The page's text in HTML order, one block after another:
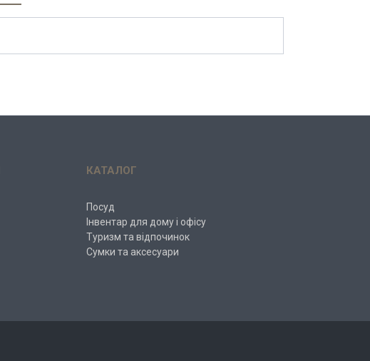
КАТАЛОГ
Посуд
Інвентар для дому і офісу
Туризм та відпочинок
Сумки та аксесуари